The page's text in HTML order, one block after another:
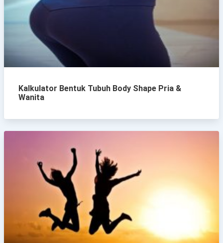
Kalkulator Bentuk Tubuh Body Shape Pria &
Wanita